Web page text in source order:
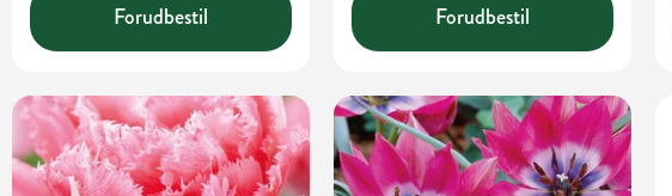
Forudbestil Forudbestil